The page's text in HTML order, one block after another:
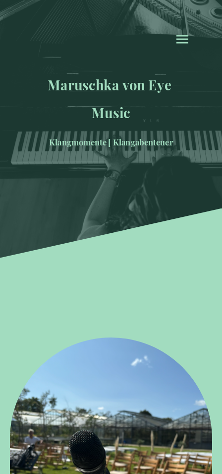
Maruschka von Eye
Music
Klangmomente [ Klangabenteuer